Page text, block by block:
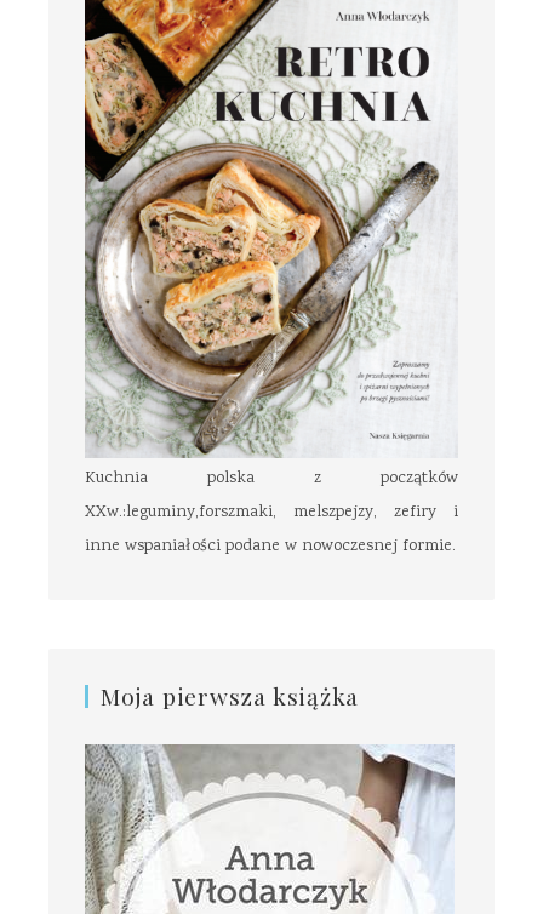
Kuchnia polska z początków
XXw.:leguminy,forszmaki, melszpejzy, zefiry i
inne wspaniałości podane w nowoczesnej formie.
Moja pierwsza książka